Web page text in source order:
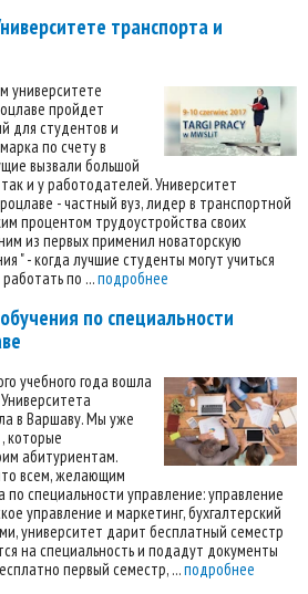
транспорта и
университете
пройдет
для студентов и
по счету в
вызвали большой
и у работодателей. Университет
- частный вуз, лидер в транспортной
процентом трудоустройства своих
из первых применил новаторскую
" - когда лучшие студенты могут учиться
по ...подробнее
по специальности
учебного года вошла
в Варшаву. Мы уже
которые
абитуриентам.
всем, желающим
по специальности управление: управление
управление и маркетинг, бухгалтерский
университет дарит бесплатный семестр
на специальность и подадут документы
первый семестр, ...подробнее